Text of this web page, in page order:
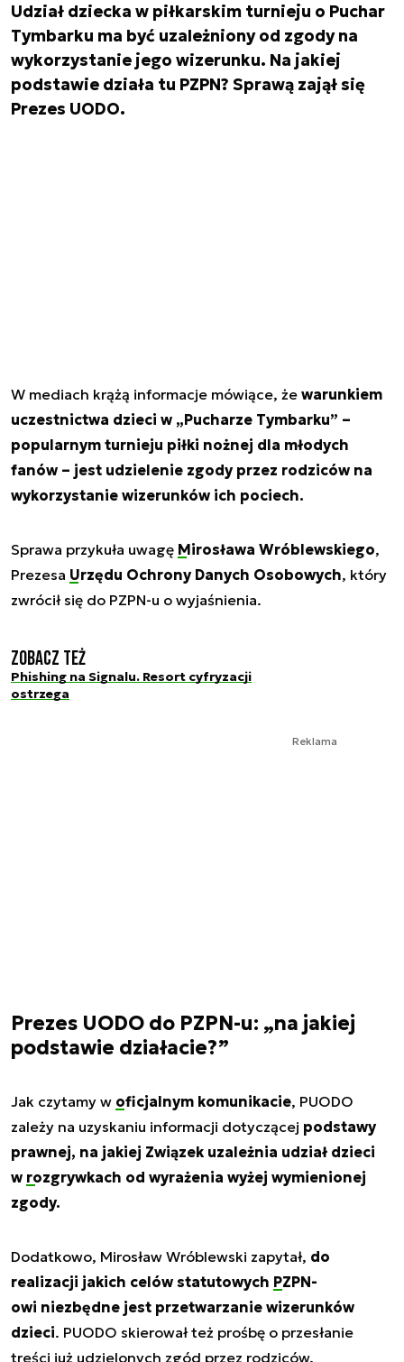
Udział dziecka w piłkarskim turnieju o Puchar
Tymbarku ma być uzależniony od zgody na
wykorzystanie jego wizerunku. Na jakiej
podstawie działa tu PZPN? Sprawą zajął się
Prezes UODO.
W mediach krążą informacje mówiące, że warunkiem
uczestnictwa dzieci w „Pucharze Tymbarku” –
popularnym turnieju piłki nożnej dla młodych
fanów – jest udzielenie zgody przez rodziców na
wykorzystanie wizerunków ich pociech.
Sprawa przykuła uwagę Mirosława Wróblewskiego,
Prezesa Urzędu Ochrony Danych Osobowych, który
zwrócił się do PZPN-u o wyjaśnienia.
Zobacz też
Phishing na Signalu. Resort cyfryzacji
ostrzega
Reklama
Prezes UODO do PZPN-u: „na jakiej
podstawie działacie?”
Jak czytamy w oficjalnym komunikacie, PUODO
zależy na uzyskaniu informacji dotyczącej podstawy
prawnej, na jakiej Związek uzależnia udział dzieci
w rozgrywkach od wyrażenia wyżej wymienionej
zgody.
Dodatkowo, Mirosław Wróblewski zapytał, do
realizacji jakich celów statutowych PZPN-
owi niezbędne jest przetwarzanie wizerunków
dzieci. PUODO skierował też prośbę o przesłanie
treści już udzielonych zgód przez rodziców.